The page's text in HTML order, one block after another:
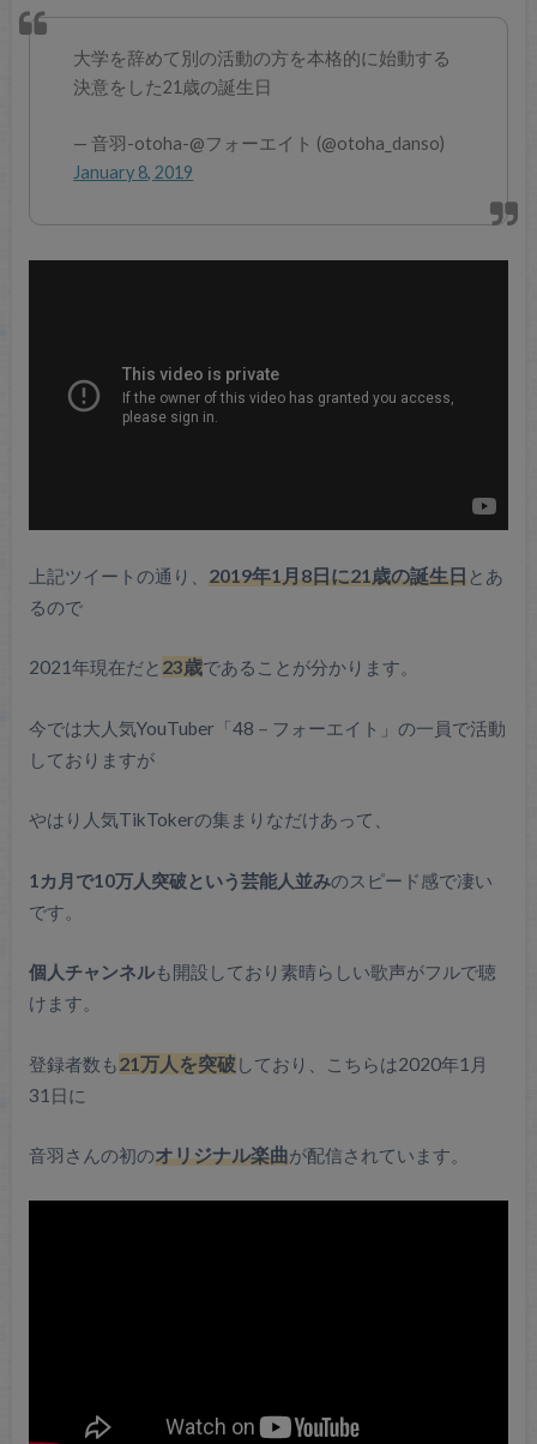
大学を辞めて別の活動の方を本格的に始動する
決意をした21歳の誕生日
— 音羽-otoha-@フォーエイト (@otoha_danso)
January 8, 2019
上記ツイートの通り、 2019年1月8日に21歳の誕生日とあ
るので
2021年現在だと 23歳であることが分かります。
今では大人気YouTuber「48－フォーエイト」の一員で活動
しておりますが
やはり人気TikTokerの集まりなだけあって、
1カ月で10万人突破という芸能人並みのスピード感で凄い
です。
個人チャンネルも開設しており素晴らしい歌声がフルで聴
けます。
登録者数も21万人を突破しており、こちらは2020年1月
31日に
音羽さんの初のオリジナル楽曲が配信されています。